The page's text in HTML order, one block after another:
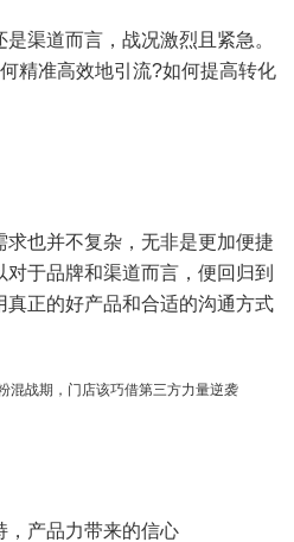
道而言，战况激烈且紧急。
精准高效地引流?如何提高转化
也并不复杂，无非是更加便捷
于品牌和渠道而言，便回归到
正的好产品和合适的沟通方式
产品力带来的信心